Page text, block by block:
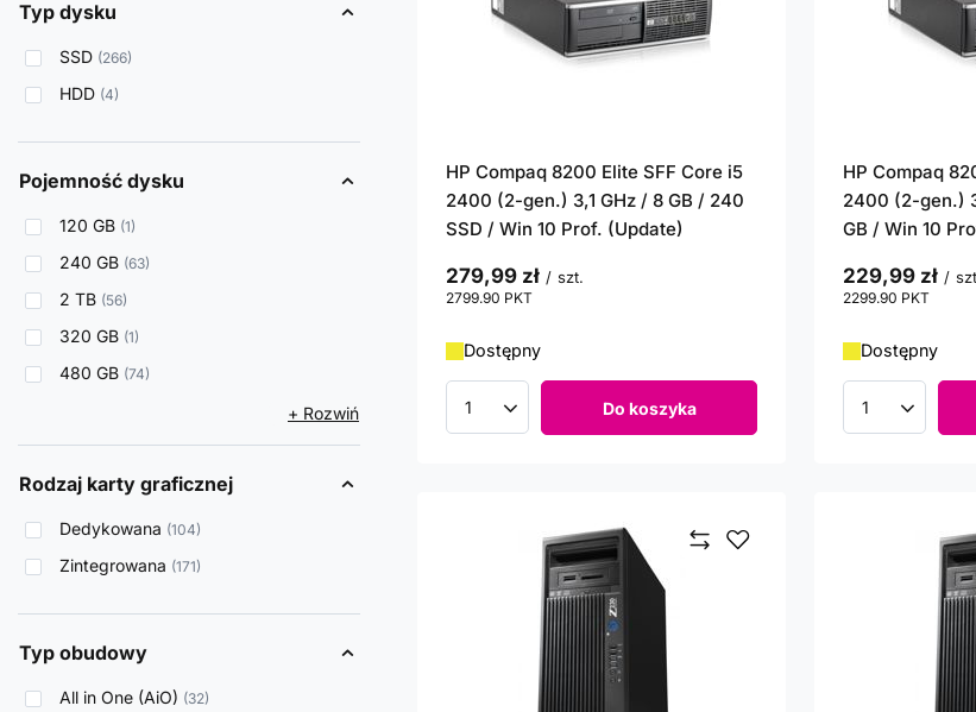
Typ dysku
SSD 266
HDD 4
Pojemność dysku
120 GB 1
240 GB 63
2 TB 56
320 GB 1
480 GB 74
+ Rozwiń
Rodzaj karty graficznej
Dedykowana 104
Zintegrowana 171
Typ obudowy
All in One (AiO) 32
HP Compaq 8200 Elite SFF Core i5
2400 (2-gen.) 3,1 GHz / 8 GB / 240
SSD / Win 10 Prof. (Update)
279,99 zł / szt.
2799.90 PKT
Dostępny
Ilość produktów Do koszyka
HP Compaq
2400 (2-gen.)
GB / Win 10
229,99 zł /
2299.90 PKT
Dostępny
Ilość